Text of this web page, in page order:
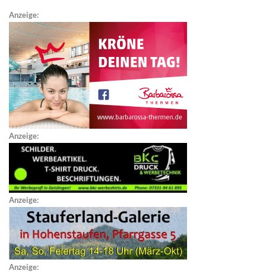
Anzeige:
Anzeige:
Anzeige:
Anzeige: